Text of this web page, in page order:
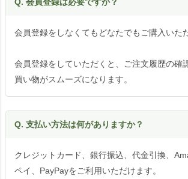
会員登録をしなくてもどなたでもご購入いた
会員登録をしていただくと、ご注文履歴の確
買い物がスムーズになります。
Q. 支払い方法は何がありますか？
クレジットカード、銀行振込、代金引換、
ペイ、PayPayをご利用いただけます。